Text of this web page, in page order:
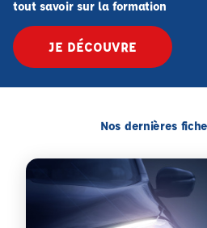
tout savoir sur la formation
JE DÉCOUVRE
Nos dernières